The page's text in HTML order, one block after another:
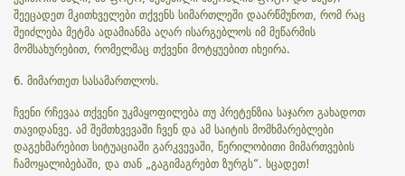
შეეცადეთ მკითხველები თქვენს სიმართლეში დაარწმუნოთ, რომ რაც
შეიძლება მეტმა ადამიანმა აღარ ისარგებლოს იმ მეწარმის
მომსახურებით, რომელმაც თქვენი მოტყუებით იხეირა.
6. მიმართეთ სასამართლოს.
ჩვენი რჩევაა თქვენი უკმაყოფილება თუ პრეტენზია საჯარო გახადოთ
თავიდანვე. ამ შემთხვევაში ჩვენ და ამ საიტის მომხმარებლები
დაგეხმარებით სიტუაციაში გარკვევაში, წერილობითი მიმართვების
ჩამოყალიბებაში, და თან „გაგიმაგრებთ ზურგს“. სცადეთ!